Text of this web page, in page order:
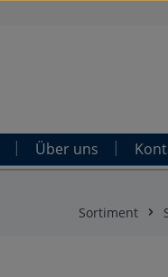
Über uns
Sortiment